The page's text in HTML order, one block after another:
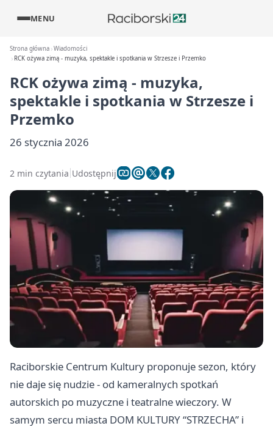
MENU
Strona główna Wiadomości
RCK ożywa zimą - muzyka, spektakle i spotkania w Strzesze i Przemko
RCK ożywa zimą - muzyka,
spektakle i spotkania w Strzesze i
Przemko
26 stycznia 2026
2 min czytania Udostępnij
Raciborskie Centrum Kultury proponuje sezon, który
nie daje się nudzie - od kameralnych spotkań
autorskich po muzyczne i teatralne wieczory. W
samym sercu miasta DOM KULTURY “STRZECHA” i